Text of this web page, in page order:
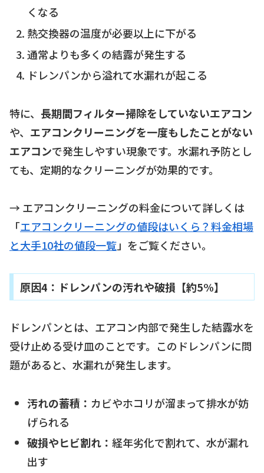
くなる
熱交換器の温度が必要以上に下がる
通常よりも多くの結露が発生する
ドレンパンから溢れて水漏れが起こる
特に、 長期間フィルター掃除をしていないエアコン
や、 エアコンクリーニングを一度もしたことがない
エアコンで発生しやすい現象です。水漏れ予防とし
ても、定期的なクリーニングが効果的です。
→ エアコンクリーニングの料金について詳しくは
「エアコンクリーニングの値段はいくら？料金相場
と大手10社の値段一覧」をご覧ください。
原因4：ドレンパンの汚れや破損【約5%】
ドレンパンとは、エアコン内部で発生した結露水を
受け止める受け皿のことです。このドレンパンに問
題があると、水漏れが発生します。
汚れの蓄積： カビやホコリが溜まって排水が妨
げられる
破損やヒビ割れ： 経年劣化で割れて、水が漏れ
出す